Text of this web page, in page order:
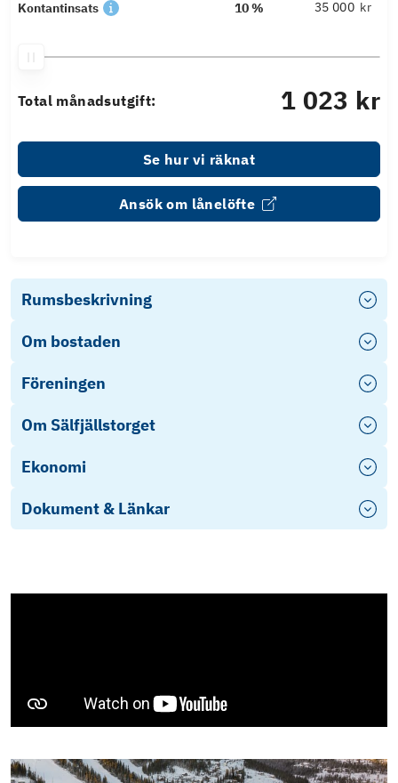
Kontantinsats 10 % kr
Total månadsutgift: 1 023 kr
Se hur vi räknat
Ansök om lånelöfte
Rumsbeskrivning
Om bostaden
Föreningen
Om Sälfjällstorget
Ekonomi
Dokument & Länkar